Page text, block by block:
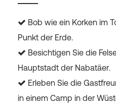
Bob wie ein Korken im
Punkt der Erde.
Besichtigen Sie die
Hauptstadt der Nabatäer.
Erleben Sie die
in einem Camp in der